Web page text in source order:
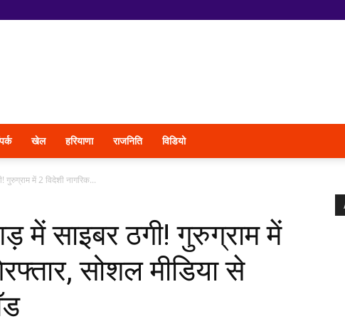
खेल हरियाणा राजनिति विडियो
में 2 विदेशी नागरिक...
में साइबर ठगी! गुरुग्राम में
सोशल मीडिया से